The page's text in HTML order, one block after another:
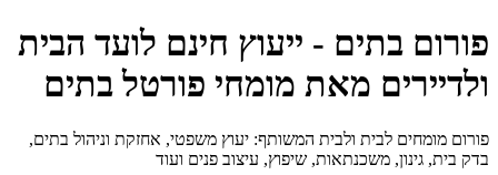
פורום בתים - ייעוץ חינם לועד הבית
ולדיירים מאת מומחי פורטל בתים
פורום מומחים לבית ולבית המשותף: יעוץ משפטי, אחזקת וניהול בתים,
בדק בית, גינון, משכנתאות, שיפוץ, עיצוב פנים ועוד